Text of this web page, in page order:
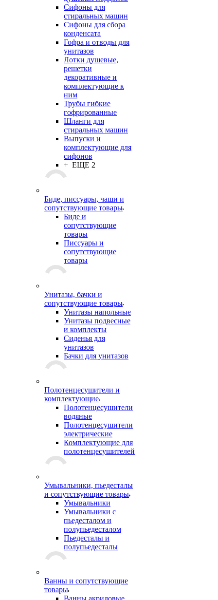
Сифоны для
стиральных машин
Сифоны для сбора
конденсата
Гофра и отводы для
унитазов
Лотки душевые,
решетки
декоративные и
комплектующие к
ним
Трубы гибкие
гофрированные
Шланги для
стиральных машин
Выпуски и
комплектующие для
сифонов
+ ЕЩЕ 2
Биде, писсуары, чаши и
сопутствующие товары
Биде и
сопутствующие
товары
Писсуары и
сопутствующие
товары
Унитазы, бачки и
сопутствующие товары
Унитазы напольные
Унитазы подвесные
и комплекты
Сиденья для
унитазов
Бачки для унитазов
Полотенцесушители и
комплектующие
Полотенцесушители
водяные
Полотенцесушители
электрические
Комплектующие для
полотенцесушителей
Умывальники, пьедесталы
и сопутствующие товары
Умывальники
Умывальники с
пьедесталом и
полупьедесталом
Пьедесталы и
полупьедесталы
Ванны и сопутствующие
товары